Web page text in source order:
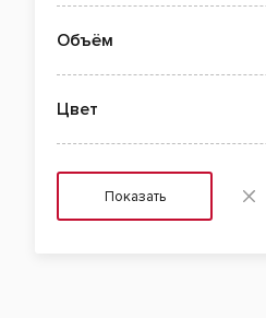
Объём
Цвет
Показать